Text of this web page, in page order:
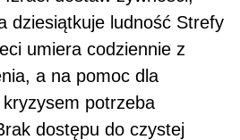
dziesiątkuje ludność Strefy
umiera codziennie z
a na pomoc dla
potrzeba
dostępu do czystej